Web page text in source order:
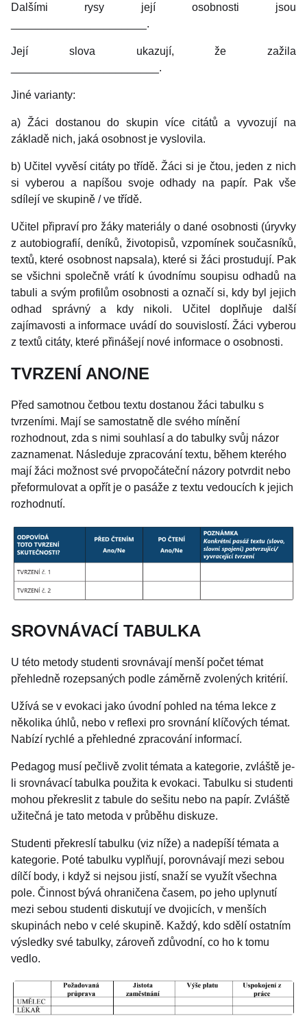
Dalšími rysy její osobnosti jsou
______________________.
Její slova ukazují, že zažila
________________________.
Jiné varianty:
a) Žáci dostanou do skupin více citátů a vyvozují na
základě nich, jaká osobnost je vyslovila.
b) Učitel vyvěsí citáty po třídě. Žáci si je čtou, jeden z nich
si vyberou a napíšou svoje odhady na papír. Pak vše
sdílejí ve skupině / ve třídě.
Učitel připraví pro žáky materiály o dané osobnosti (úryvky
z autobiografií, deníků, životopisů, vzpomínek současníků,
textů, které osobnost napsala), které si žáci prostudují. Pak
se všichni společně vrátí k úvodnímu soupisu odhadů na
tabuli a svým profilům osobnosti a označí si, kdy byl jejich
odhad správný a kdy nikoli. Učitel doplňuje další
zajímavosti a informace uvádí do souvislostí. Žáci vyberou
z textů citáty, které přinášejí nové informace o osobnosti.
TVRZENÍ ANO/NE
Před samotnou četbou textu dostanou žáci tabulku s
tvrzeními. Mají se samostatně dle svého mínění
rozhodnout, zda s nimi souhlasí a do tabulky svůj názor
zaznamenat. Následuje zpracování textu, během kterého
mají žáci možnost své prvopočáteční názory potvrdit nebo
přeformulovat a opřít je o pasáže z textu vedoucích k jejich
rozhodnutí.
SROVNÁVACÍ TABULKA
U této metody studenti srovnávají menší počet témat
přehledně rozepsaných podle záměrně zvolených kritérií.
Užívá se v evokaci jako úvodní pohled na téma lekce z
několika úhlů, nebo v reflexi pro srovnání klíčových témat.
Nabízí rychlé a přehledné zpracování informací.
Pedagog musí pečlivě zvolit témata a kategorie, zvláště je-
li srovnávací tabulka použita k evokaci. Tabulku si studenti
mohou překreslit z tabule do sešitu nebo na papír. Zvláště
užitečná je tato metoda v průběhu diskuze.
Studenti překreslí tabulku (viz níže) a nadepíší témata a
kategorie. Poté tabulku vyplňují, porovnávají mezi sebou
dílčí body, i když si nejsou jistí, snaží se využít všechna
pole. Činnost bývá ohraničena časem, po jeho uplynutí
mezi sebou studenti diskutují ve dvojicích, v menších
skupinách nebo v celé skupině. Každý, kdo sdělí ostatním
výsledky své tabulky, zároveň zdůvodní, co ho k tomu
vedlo.